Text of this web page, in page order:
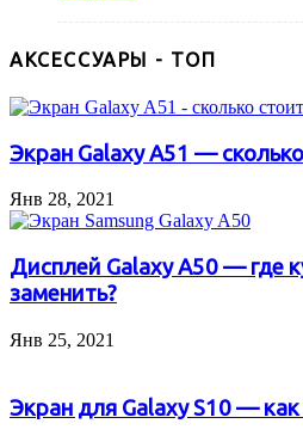
АКСЕССУАРЫ - ТОП
Экран Galaxy A51 —
Янв 28, 2021
Дисплей Galaxy A50 — где
заменить?
Янв 25, 2021
Экран для Galaxy S10 — как